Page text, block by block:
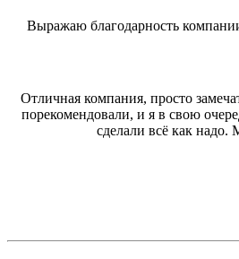
Выражаю благодарность
Отличная компания, просто
порекомендовали, и я в свою
сделали всё как надо.